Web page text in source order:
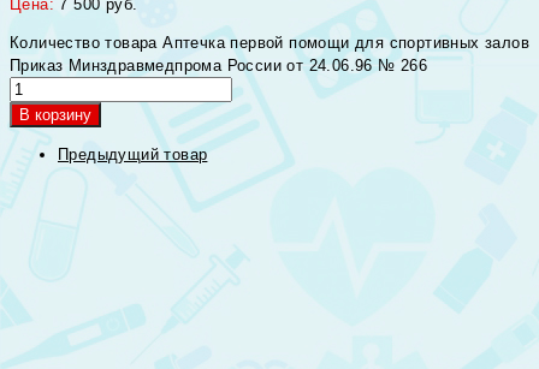
Цена:7 500 руб.
Количество товара Аптечка первой помощи для спортивных залов
Приказ Минздравмедпрома России от 24.06.96 № 266
В корзину
Предыдущий товар